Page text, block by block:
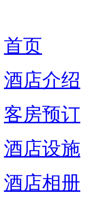
首页
酒店介绍
客房预订
酒店设施
酒店相册